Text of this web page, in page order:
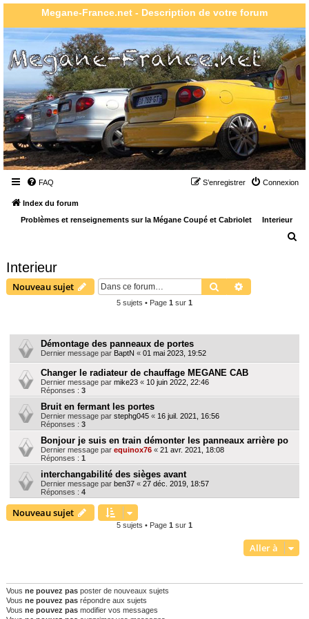
Megane-France.net - Description de votre forum
FAQ Connexion
S’enregistrer
Index du forum
Problèmes et renseignements sur la Mégane Coupé et Cabriolet
Interieur
c
Interieur
Nouveau sujet Rechercher
5 sujets • Page 1 sur 1
Démontage des panneaux de portes
Dernier message par BaptN « 01 mai 2023, 19:52
Changer le radiateur de chauffage MEGANE CAB
Dernier message par mike23 « 10 juin 2022, 22:46
Réponses : 3
Bruit en fermant les portes
Dernier message par stephg045 « 16 juil. 2021, 16:56
Réponses : 3
Bonjour je suis en train démonter les panneaux arrière po
Dernier message par equinox76 « 21 avr. 2021, 18:08
Réponses : 1
interchangabilité des sièges avant
Dernier message par ben37 « 27 déc. 2019, 18:57
Réponses : 4
Nouveau sujet
5 sujets • Page 1 sur 1
Aller à
Vous ne pouvez pas poster de nouveaux sujets
Vous ne pouvez pas répondre aux sujets
Vous ne pouvez pas modifier vos messages